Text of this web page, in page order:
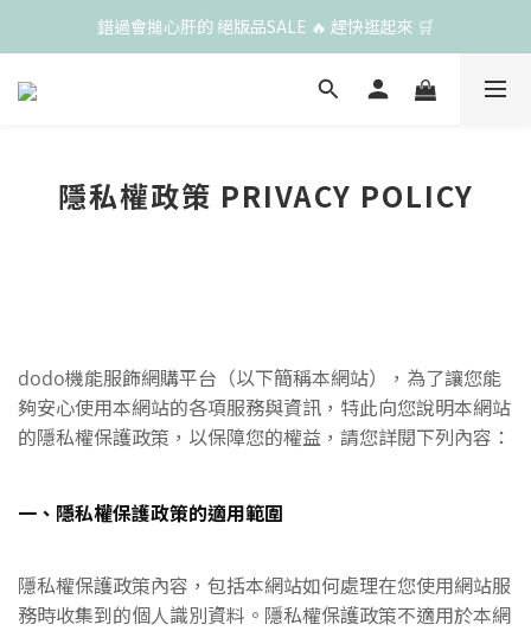
錯過會搥心肝的 絕版品SALE 🔥 趕快逛起來 🛒
隱私權政策 PRIVACY POLICY
dodo機能服飾網購平台（以下簡稱本網站），為了讓您能
夠安心使用本網站的各項服務與資訊，特此向您說明本網站
的隱私權保護政策，以保障您的權益，請您詳閱下列內容：
一、隱私權保護政策的適用範圍
隱私權保護政策內容，包括本網站如何處理在您使用網站服
務時收集到的個人識別資料。隱私權保護政策不適用於本網